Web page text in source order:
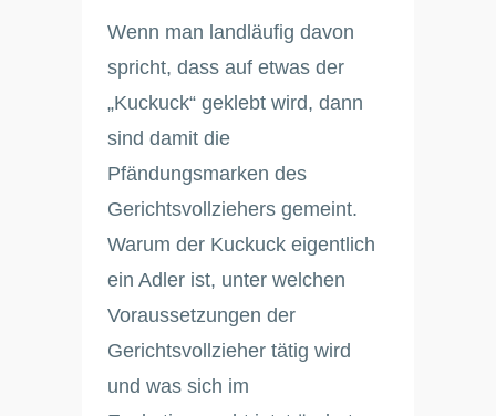
Wenn man landläufig davon
spricht, dass auf etwas der
„Kuckuck“ geklebt wird, dann
sind damit die
Pfändungsmarken des
Gerichtsvollziehers gemeint.
Warum der Kuckuck eigentlich
ein Adler ist, unter welchen
Voraussetzungen der
Gerichtsvollzieher tätig wird
und was sich im